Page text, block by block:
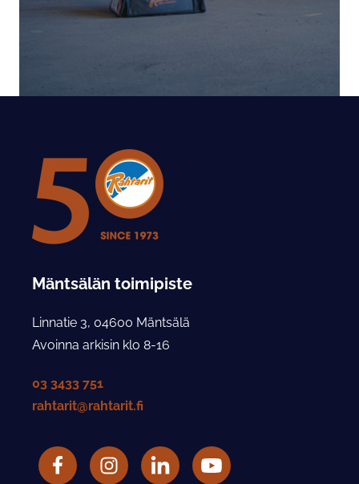
Mäntsälän toimipiste
Linnatie 3, 04600 Mäntsälä
Avoinna arkisin klo 8-16
03 3433 751
rahtarit@rahtarit.fi
FacebookRahtarit ry Instagram-tili
LinkedIn Rahtarit ry YouTube-tili